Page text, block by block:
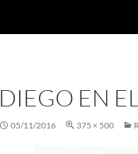
DIEGO EN
05/11/2016 375 × 500